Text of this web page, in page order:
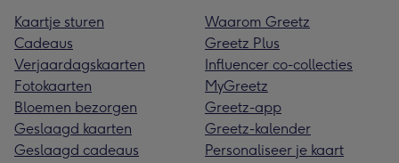
Kaartje sturen
Cadeaus
Verjaardagskaarten
Fotokaarten
Bloemen bezorgen
Geslaagd kaarten
Geslaagd cadeaus
Waarom Greetz
Greetz Plus
Influencer co-collecties
MyGreetz
Greetz-app
Greetz-kalender
Personaliseer je kaart